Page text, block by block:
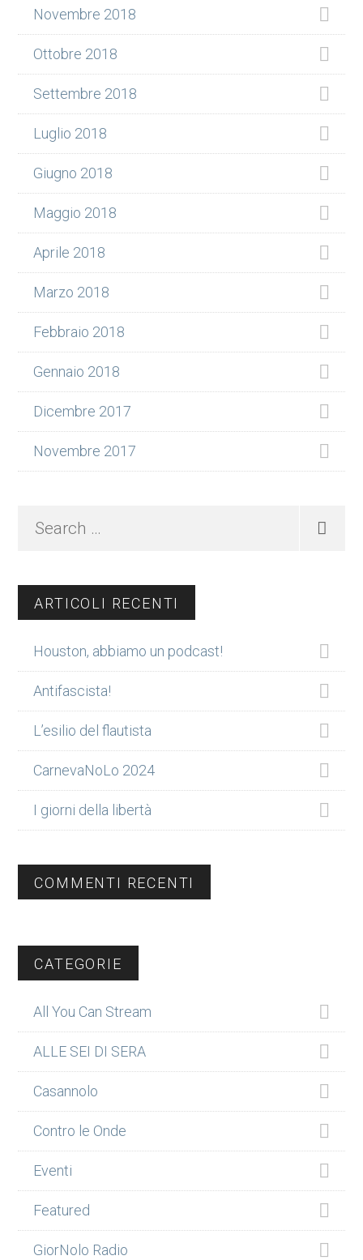
Novembre 2018
Ottobre 2018
Settembre 2018
Luglio 2018
Giugno 2018
Maggio 2018
Aprile 2018
Marzo 2018
Febbraio 2018
Gennaio 2018
Dicembre 2017
Novembre 2017
ARTICOLI RECENTI
Houston, abbiamo un podcast!
Antifascista!
L’esilio del flautista
CarnevaNoLo 2024
I giorni della libertà
COMMENTI RECENTI
CATEGORIE
All You Can Stream
ALLE SEI DI SERA
Casannolo
Contro le Onde
Eventi
Featured
GiorNolo Radio